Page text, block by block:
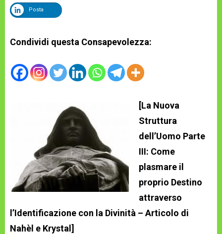
Posta
Condividi questa Consapevolezza:
[La Nuova
Struttura
dell’Uomo Parte
III: Come
plasmare il
proprio Destino
attraverso
l’Identificazione con la Divinità – Articolo di
Nahèl e Krystal]